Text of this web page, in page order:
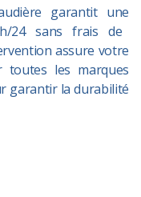
garantit une
24 sans frais de
assure votre
toutes les marques
garantir la durabilité